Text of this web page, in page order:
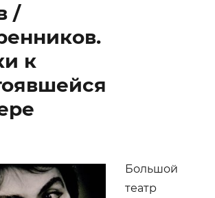
«Curium
from
/
к
Большой
театр